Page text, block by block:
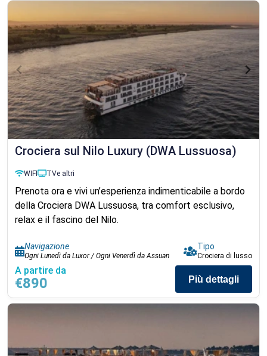
Crociera sul Nilo Luxury (DWA Lussuosa)
WIFI TVe altri
Prenota ora e vivi un’esperienza indimenticabile a bordo
della Crociera DWA Lussuosa, tra comfort esclusivo,
relax e il fascino del Nilo.
Navigazione
Ogni Lunedì da Luxor / Ogni Venerdì da Assuan
Tipo
Crociera di lusso
A partire da
€890 Più dettagli